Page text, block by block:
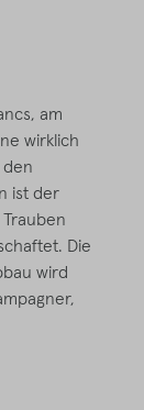
am
wirklich
ist der
Die
wird